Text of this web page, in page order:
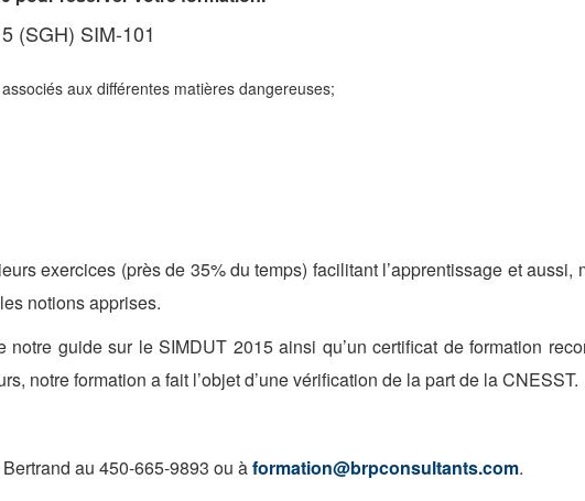
(SGH) SIM-101
aux différentes matières dangereuses;
exercices (près de 35% du temps) facilitant l’apprentissage et aussi,
notions apprises.
guide sur le SIMDUT 2015 ainsi qu’un certificat de formation
notre formation a fait l’objet d’une vérification de la part de la CNESST.
au 450-665-9893 ou àformation@brpconsultants.com.